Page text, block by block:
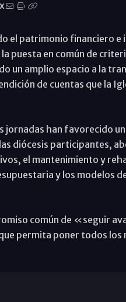
X
el patrimonio financiero e
puesta en común de
un amplio espacio a la
de cuentas que la
jornadas han favorecido
diócesis participantes,
el mantenimiento y
y los modelos
común de «seguir
permita poner todos los